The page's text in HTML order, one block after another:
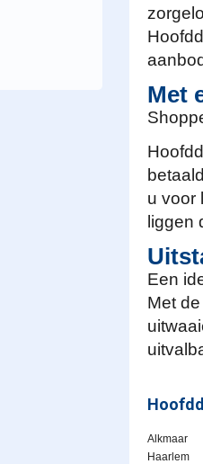
Met
u voor
liggen
Een
Met
Alkmaar
Haarlem